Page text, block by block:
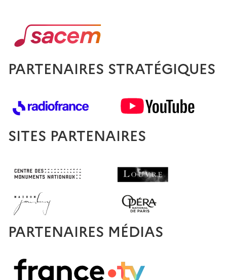
PARTENAIRES STRATÉGIQUES
SITES PARTENAIRES
PARTENAIRES MÉDIAS